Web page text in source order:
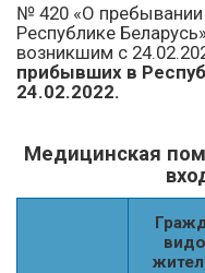
№ 420 «О
Республике
возникшим с
прибывших в
24.02.2022.
Медицинская